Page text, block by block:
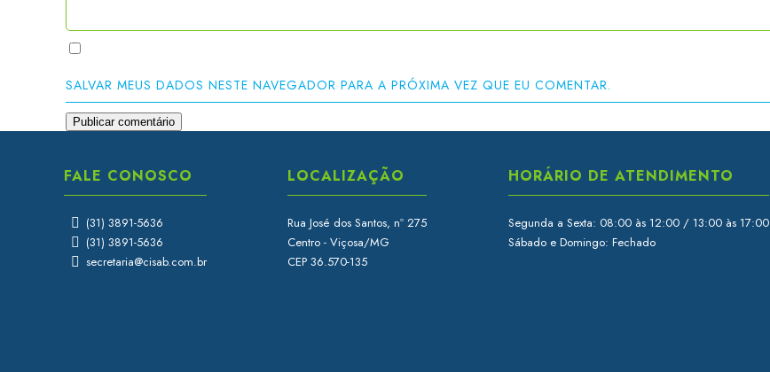
SALVAR MEUS DADOS NESTE NAVEGADOR PARA A PRÓXIMA VEZ QUE EU COMENTAR.
FALE CONOSCO
(31) 3891-5636
(31) 3891-5636
secretaria@cisab.com.br
LOCALIZAÇÃO
Rua José dos Santos, nº 275
Centro - Viçosa/MG
CEP 36.570-135
HORÁRIO DE ATENDIMENTO
Segunda a Sexta: 08:00 às 12:00 / 13:00 às 17:00
Sábado e Domingo: Fechado